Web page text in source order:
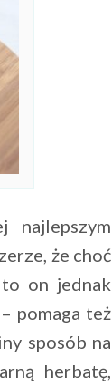
najlepszym
że choć
on jednak
pomaga też
sposób na
herbatę,